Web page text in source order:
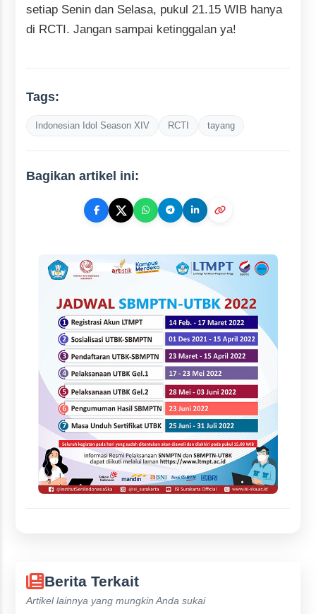
setiap Senin dan Selasa, pukul 21.15 WIB hanya
di RCTI. Jangan sampai ketinggalan ya!
Tags:
Indonesian Idol Season XIV RCTI tayang
Bagikan artikel ini:
Berita Terkait
Artikel lainnya yang mungkin Anda sukai